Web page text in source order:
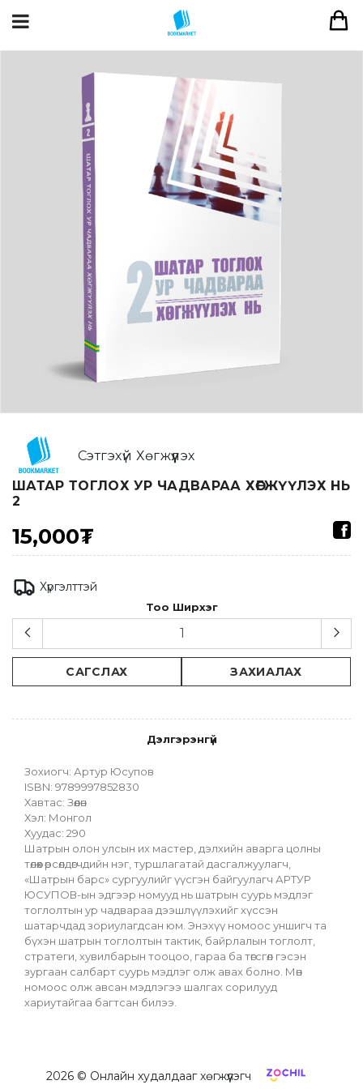
Сэтгэхүй Хөгжүүлэх
ШАТАР ТОГЛОХ УР ЧАДВАРАА ХӨГЖҮҮЛЭХ НЬ
2
15,000₮
Хүргэлттэй
Тоо Ширхэг
САГСЛАХ ЗАХИАЛАХ
Дэлгэрэнгүй
Зохиогч: Артур Юсупов
ISBN: 9789997852830
Хавтас: Зөөлөн
Хэл: Монгол
Хуудас: 290
Шатрын олон улсын их мастер, дэлхийн аварга цолны
төлөөх өрсөлдөгчдийн нэг, туршлагатай дасгалжуулагч,
«Шатрын барс» сургуулийг үүсгэн байгуулагч АРТУР
ЮСУПОВ-ын эдгээр номууд нь шатрын суурь мэдлэг
тоглолтын ур чадвараа дээшлүүлэхийг хүссэн
шатарчдад зориулагдсан юм. Энэхүү номоос уншигч та
бүхэн шатрын тоглолтын тактик, байрлалын тоглолт,
стратеги, хувилбарын тооцоо, гараа ба төгсгөл гэсэн
зургаан салбарт суурь мэдлэг олж авах болно. Мөн
номоос олж авсан мэдлэгээ шалгах сорилууд
хариутайгаа багтсан билээ.
2026© Онлайн худалдааг хөгжүүлэгч